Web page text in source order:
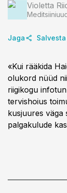
Violetta
Jaga Salvesta
«Kui rääkida
olukord nüüd
riigikogu
tervishoius
kusjuures
palgakulude